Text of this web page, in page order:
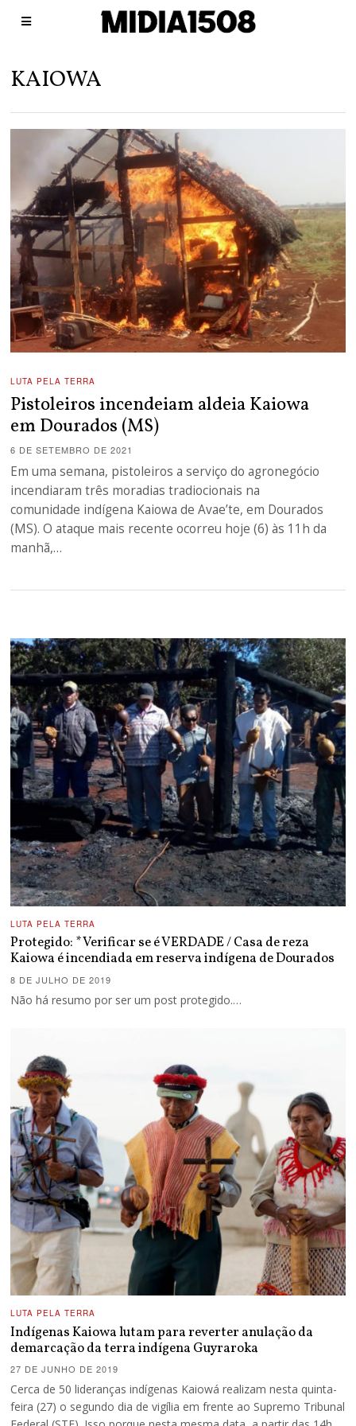
KAIOWA
LUTA PELA TERRA
Pistoleiros incendeiam aldeia Kaiowa
em Dourados (MS)
6 DE SETEMBRO DE 2021
Em uma semana, pistoleiros a serviço do agronegócio
incendiaram três moradias tradiocionais na
comunidade indígena Kaiowa de Avae’te, em Dourados
(MS). O ataque mais recente ocorreu hoje (6) às 11h da
manhã,…
LUTA PELA TERRA
Protegido: * Verificar se é VERDADE / Casa de reza
Kaiowa é incendiada em reserva indígena de Dourados
8 DE JULHO DE 2019
Não há resumo por ser um post protegido.…
LUTA PELA TERRA
Indígenas Kaiowa lutam para reverter anulação da
demarcação da terra indígena Guyraroka
27 DE JUNHO DE 2019
Cerca de 50 lideranças indígenas Kaiowá realizam nesta quinta-
feira (27) o segundo dia de vigília em frente ao Supremo Tribunal